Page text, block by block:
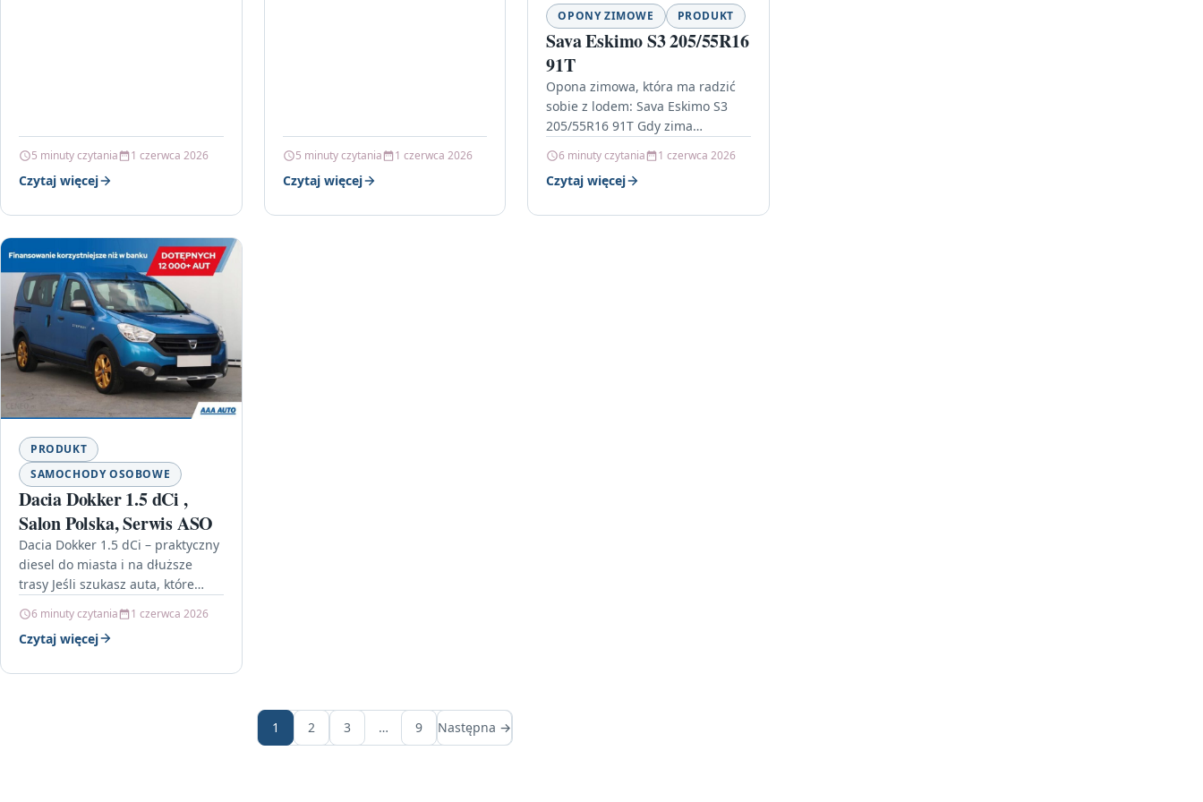
5 minuty czytania 1 czerwca 2026
Czytaj więcej
5 minuty czytania 1 czerwca 2026
Czytaj więcej
OPONY ZIMOWE PRODUKT
Sava Eskimo S3 205/55R16
91T
Opona zimowa, która ma radzić
sobie z lodem: Sava Eskimo S3
205/55R16 91T Gdy zima
zamienia się w śliski film, liczy…
6 minuty czytania 1 czerwca 2026
Czytaj więcej
PRODUKT
SAMOCHODY OSOBOWE
Dacia Dokker 1.5 dCi ,
Salon Polska, Serwis ASO
Dacia Dokker 1.5 dCi – praktyczny
diesel do miasta i na dłuższe
trasy Jeśli szukasz auta, które
rozsądnymi kosztami eksploatacji,
Dacia…
6 minuty czytania 1 czerwca 2026
Czytaj więcej
1 2 3 … 9 Następna →